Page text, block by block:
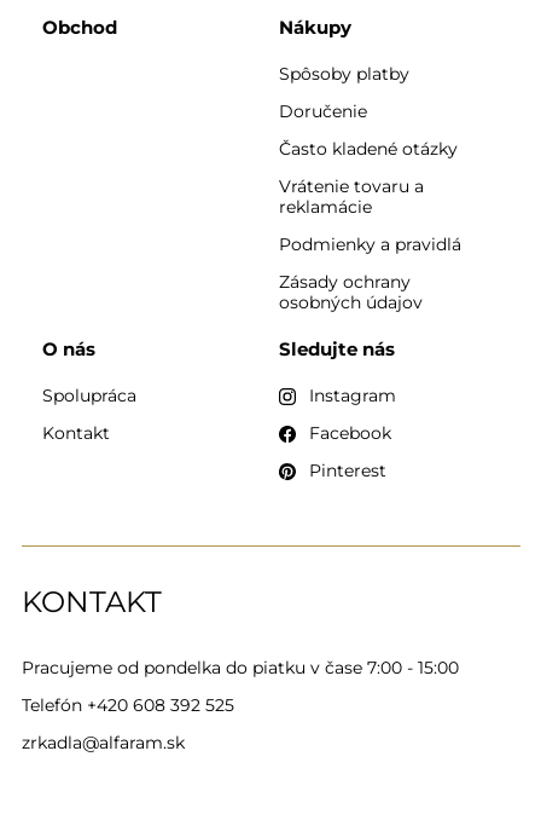
KONTAKT
Pracujeme od pondelka do piatku v čase 7:00 - 15:00
Telefón +420 608 392 525
zrkadla@alfaram.sk
Obchod Nákupy
Spôsoby platby
Doručenie
Často kladené otázky
Vrátenie tovaru a
reklamácie
Podmienky a pravidlá
Zásady ochrany
osobných údajov
O nás
Spolupráca
Kontakt
Sledujte nás
Instagram
Facebook
Pinterest